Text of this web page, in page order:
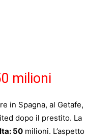
milioni
in Spagna, al Getafe,
dopo il prestito. La
50 milioni. L’aspetto